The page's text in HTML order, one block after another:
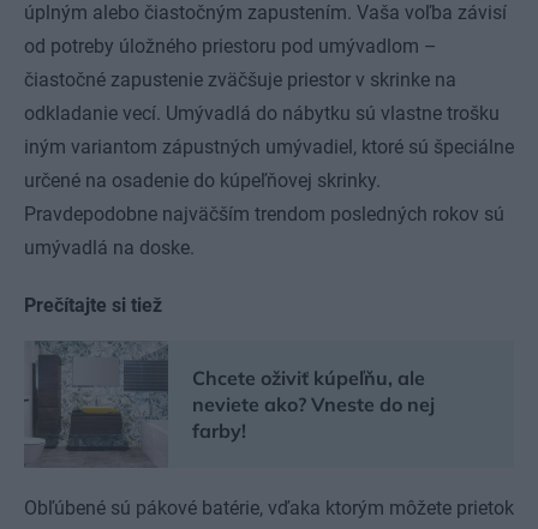
úplným alebo čiastočným zapustením. Vaša voľba závisí
od potreby úložného priestoru pod umývadlom –
čiastočné zapustenie zväčšuje priestor v skrinke na
odkladanie vecí. Umývadlá do nábytku sú vlastne trošku
iným variantom zápustných umývadiel, ktoré sú špeciálne
určené na osadenie do kúpeľňovej skrinky.
Pravdepodobne najväčším trendom posledných rokov sú
umývadlá na doske.
Prečítajte si tiež
Chcete oživiť kúpeľňu, ale
neviete ako? Vneste do nej
farby!
Obľúbené sú pákové batérie, vďaka ktorým môžete prietok